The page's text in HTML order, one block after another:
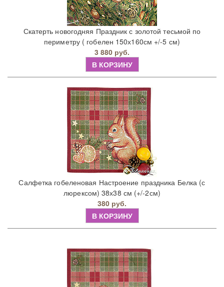
Скатерть новогодняя Праздник с золотой тесьмой по
периметру ( гобелен 150х160см +/-5 см)
3 880 руб.
В КОРЗИНУ
Салфетка гобеленовая Настроение праздника Белка (с
люрексом) 38х38 см (+/-2см)
380 руб.
В КОРЗИНУ